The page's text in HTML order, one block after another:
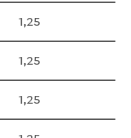
1,25
1,25
1,25